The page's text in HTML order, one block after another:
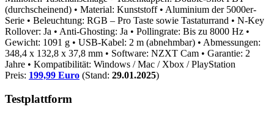
(durchscheinend) • Material: Kunststoff • Aluminium der 5000er-
Serie • Beleuchtung: RGB – Pro Taste sowie Tastaturrand • N-Key
Rollover: Ja • Anti-Ghosting: Ja • Pollingrate: Bis zu 8000 Hz •
Gewicht: 1091 g • USB-Kabel: 2 m (abnehmbar) • Abmessungen:
348,4 x 132,8 x 37,8 mm • Software: NZXT Cam • Garantie: 2
Jahre • Kompatibilität: Windows / Mac / Xbox / PlayStation
Preis: 199,99 Euro (Stand: 29.01.2025)
Testplattform